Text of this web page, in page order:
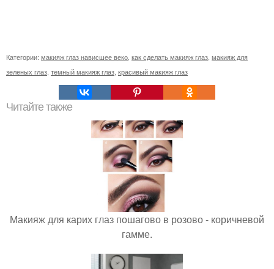
Категории: макияж глаз нависшее веко как сделать макияж глаз макияж для
зеленых глаз темный макияж глаз красивый макияж глаз
Читайте также
Макияж для карих глаз пошагово в розово - коричневой
гамме.